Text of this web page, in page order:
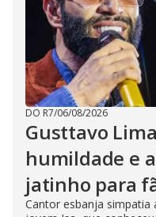
DO R7/06/08/2026
Gusttavo
humildade e
jatinho para
Cantor esbanja simpatia